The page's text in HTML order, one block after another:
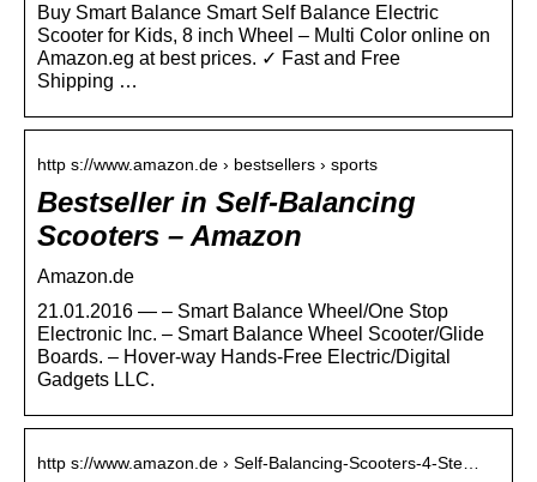
Buy Smart Balance Smart Self Balance Electric
Scooter for Kids, 8 inch Wheel – Multi Color online on
Amazon.eg at best prices. ✓ Fast and Free
Shipping …
http s://www.amazon.de › bestsellers › sports
Bestseller in Self-Balancing
Scooters – Amazon
Amazon.de
21.01.2016 — – Smart Balance Wheel/One Stop
Electronic Inc. – Smart Balance Wheel Scooter/Glide
Boards. – Hover-way Hands-Free Electric/Digital
Gadgets LLC.
http s://www.amazon.de › Self-Balancing-Scooters-4-Ste…